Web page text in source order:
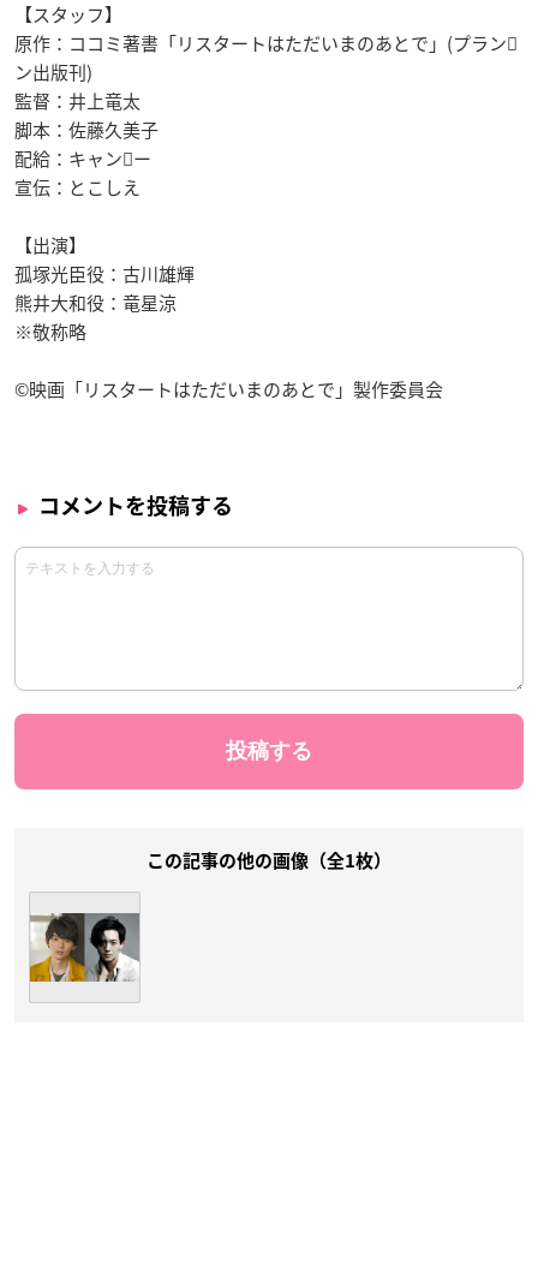
【スタッフ】
原作：ココミ著書「リスタートはただいまのあとで」(プラン􏰀
ン出版刊)
監督：井上竜太
脚本：佐藤久美子
配給：キャン􏰀ー
宣伝：とこしえ
【出演】
孤塚光臣役：古川雄輝
熊井大和役：竜星涼
※敬称略
©映画「リスタートはただいまのあとで」製作委員会
コメントを投稿する
この記事の他の画像（全1枚）